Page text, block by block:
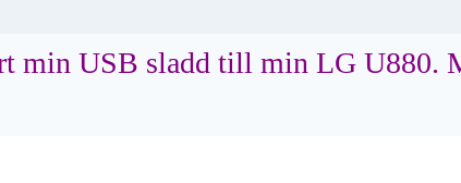
min USB sladd till min LG U880.